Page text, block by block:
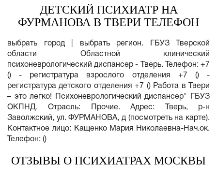
ДЕТСКИЙ ПСИХИАТР НА
ФУРМАНОВА В ТВЕРИ ТЕЛЕФОН
выбрать город | выбрать регион. ГБУЗ Тверской
области Областной клинический
психоневрологический диспансер - Тверь. Телефон: +7
() - регистратура взрослого отделения +7 () -
регистратура детского отделения +7 () Работа в Твери
– это легко! Психоневрологический диспансер" ГБУЗ
ОКПНД. Отрасль: Прочие. Адрес: Тверь, р-н
Заволжский, ул. ФУРМАНОВА, д (посмотреть на карте).
Контактное лицо: Кащенко Мария Николаевна-Нач.ок.
Телефон: ()
ОТЗЫВЫ О ПСИХИАТРАХ МОСКВЫ